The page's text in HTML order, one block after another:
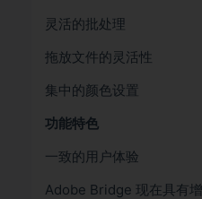
灵活的批处理
拖放文件的灵活性
集中的颜色设置
功能特色
一致的用户体验
Adobe Bridge 现在具有